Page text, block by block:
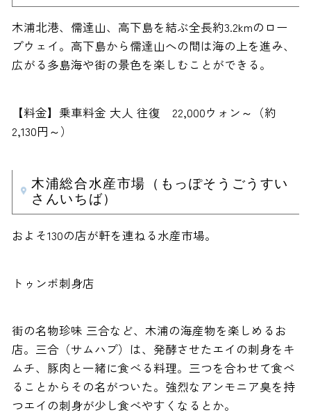
木浦北港、儒達山、高下島を結ぶ全長約3.2kmのロー
プウェイ。高下島から儒達山への間は海の上を進み、
広がる多島海や街の景色を楽しむことができる。
【料金】乗車料金 大人 往復 22,000ウォン～（約
2,130円～）
木浦総合水産市場（もっぽそうごうすい
さんいちば）
およそ130の店が軒を連ねる水産市場。
トゥンボ刺身店
街の名物珍味 三合など、木浦の海産物を楽しめるお
店。三合（サムハプ）は、発酵させたエイの刺身をキ
ムチ、豚肉と一緒に食べる料理。三つを合わせて食べ
ることからその名がついた。強烈なアンモニア臭を持
つエイの刺身が少し食べやすくなるとか。